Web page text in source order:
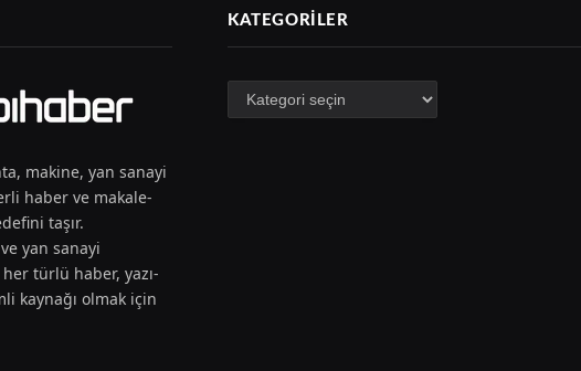
makine, yan sanayi
haber ve makale-
taşır.
yan sanayi
türlü haber, yazı-
kaynağı olmak için
KATEGORILER
Kategoriler